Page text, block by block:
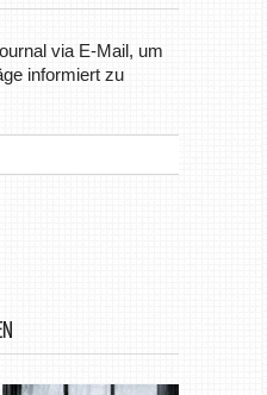
via E-Mail, um
informiert zu